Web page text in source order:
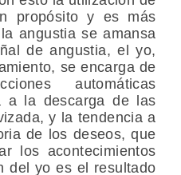
propósito y es más
angustia se amansa
de angustia, el yo,
se encarga de
automáticas
a la descarga de las
y la tendencia a
de los deseos, que
los acontecimientos
del yo es el resultado